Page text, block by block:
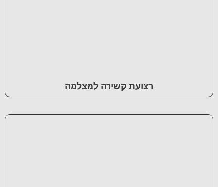
רצועת קשירה למצלמה